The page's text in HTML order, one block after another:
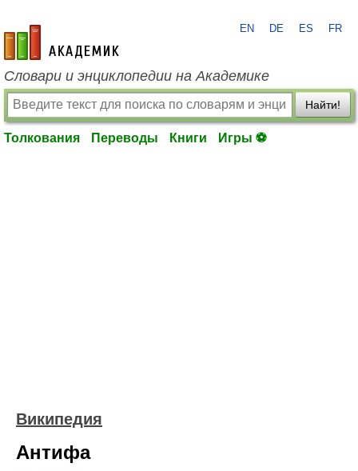
academic.ru
EN DE ES FR
Словари и энциклопедии на Академике
Найти!
Толкования Переводы Книги Игры ⚽
Википедия
Антифа